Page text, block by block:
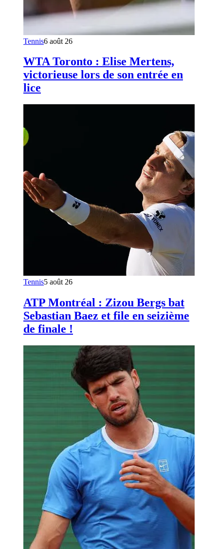
Tennis6 août 26
WTA Toronto : Elise Mertens,
victorieuse lors de son entrée en
lice
Tennis5 août 26
ATP Montréal : Zizou Bergs bat
Sebastian Baez et file en seizième
de finale !